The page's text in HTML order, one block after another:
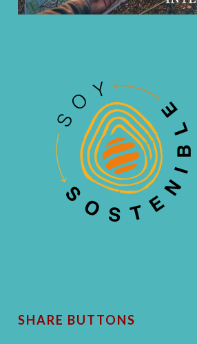
SHARE BUTTONS